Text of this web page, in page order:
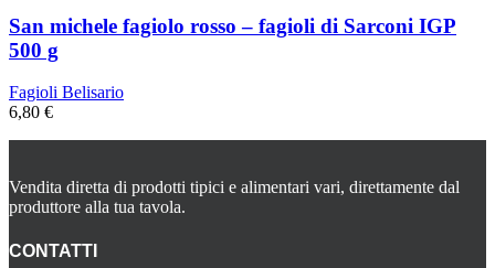
San michele fagiolo rosso – fagioli di Sarconi IGP
500 g
Fagioli Belisario
6,80 €
Vendita diretta di prodotti tipici e alimentari vari, direttamente dal
produttore alla tua tavola.
CONTATTI